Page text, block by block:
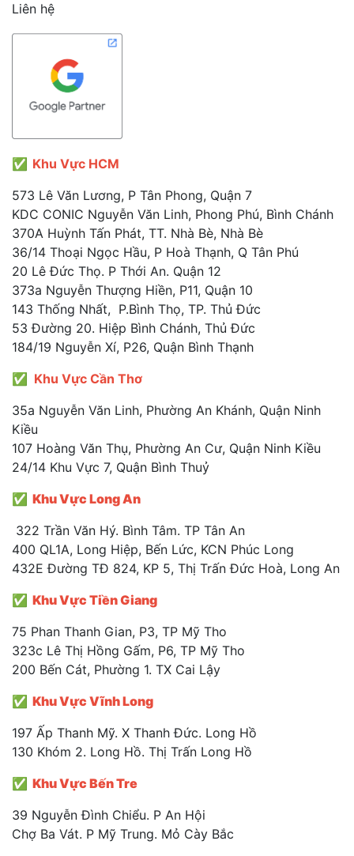
Liên hệ
✅ Khu Vực HCM
573 Lê Văn Lương, P Tân Phong, Quận 7
KDC CONIC Nguyễn Văn Linh, Phong Phú, Bình Chánh
370A Huỳnh Tấn Phát, TT. Nhà Bè, Nhà Bè
36/14 Thoại Ngọc Hầu, P Hoà Thạnh, Q Tân Phú
20 Lê Đức Thọ. P Thới An. Quận 12
373a Nguyễn Thượng Hiền, P11, Quận 10
143 Thống Nhất, P.Bình Thọ, TP. Thủ Đức
53 Đường 20. Hiệp Bình Chánh, Thủ Đức
184/19 Nguyễn Xí, P26, Quận Bình Thạnh
✅ Khu Vực Cần Thơ
35a Nguyễn Văn Linh, Phường An Khánh, Quận Ninh
Kiều
107 Hoàng Văn Thụ, Phường An Cư, Quận Ninh Kiều
24/14 Khu Vực 7, Quận Bình Thuỷ
✅ Khu Vực Long An
322 Trần Văn Hý. Bình Tâm. TP Tân An
400 QL1A, Long Hiệp, Bến Lức, KCN Phúc Long
432E Đường TĐ 824, KP 5, Thị Trấn Đức Hoà, Long An
✅ Khu Vực Tiền Giang
75 Phan Thanh Gian, P3, TP Mỹ Tho
323c Lê Thị Hồng Gấm, P6, TP Mỹ Tho
200 Bến Cát, Phường 1. TX Cai Lậy
✅ Khu Vực Vĩnh Long
197 Ấp Thanh Mỹ. X Thanh Đức. Long Hồ
130 Khóm 2. Long Hồ. Thị Trấn Long Hồ
✅ Khu Vực Bến Tre
39 Nguyễn Đình Chiểu. P An Hội
Chợ Ba Vát. P Mỹ Trung. Mỏ Cày Bắc